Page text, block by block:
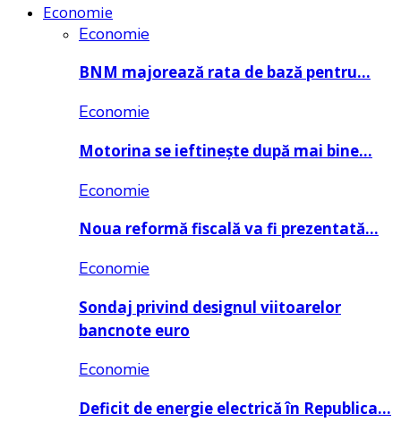
Economie
Economie
BNM majorează rata de bază pentru…
Economie
Motorina se ieftinește după mai bine…
Economie
Noua reformă fiscală va fi prezentată…
Economie
Sondaj privind designul viitoarelor
bancnote euro
Economie
Deficit de energie electrică în Republica…